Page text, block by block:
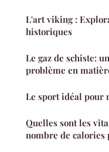
L'art viking :
historiques
Le gaz de schiste:
problème en
Le sport idéal pour
Quelles sont les
nombre de calories